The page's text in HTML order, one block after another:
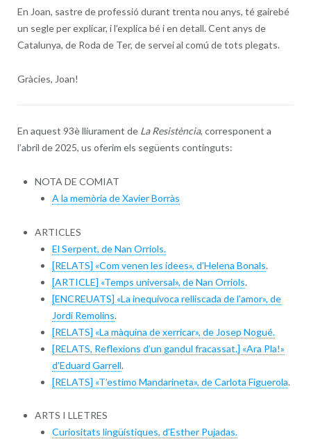
En Joan, sastre de professió durant trenta nou anys, té gairebé
un segle per explicar, i l’explica bé i en detall. Cent anys de
Catalunya, de Roda de Ter, de servei al comú de tots plegats.
Gràcies, Joan!
En aquest 93è lliurament de La Resistència, corresponent a
l’abril de 2025, us oferim els següents continguts:
NOTA DE COMIAT
A la memòria de Xavier Borràs
ARTICLES
El Serpent, de Nan Orriols.
[RELATS] «Com venen les idees», d’Helena Bonals.
[ARTICLE] «Temps universal», de Nan Orriols.
[ENCREUATS] «La inequívoca relliscada de l’amor», de
Jordi Remolins.
[RELATS] «La màquina de xerricar», de Josep Nogué.
[RELATS, Reflexions d’un gandul fracassat.] «Ara Pla!»
d’Eduard Garrell.
[RELATS] «T’estimo Mandarineta», de Carlota Figuerola.
ARTS I LLETRES
Curiositats lingüístiques, d’Esther Pujadas.